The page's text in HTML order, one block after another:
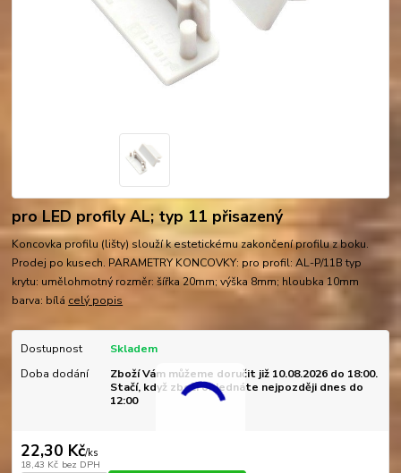
pro LED profily AL; typ 11 přisazený
Koncovka profilu (lišty) slouží k estetickému zakončení profilu z boku.
Prodej po kusech. PARAMETRY KONCOVKY: pro profil: AL-P/11B typ
krytu: umělohmotný rozměr: šířka 20mm; výška 8mm; hloubka 10mm
barva: bílá celý popis
Dostupnost
Skladem
Doba dodání
Zboží Vám můžeme doručit již 10.08.2026 do 18:00.
Stačí, když zboží objednáte nejpozději dnes do
12:00
22,30 Kč/ks
18,43 Kč bez DPH